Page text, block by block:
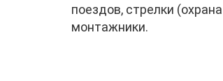
поездов, стрелки
монтажники.